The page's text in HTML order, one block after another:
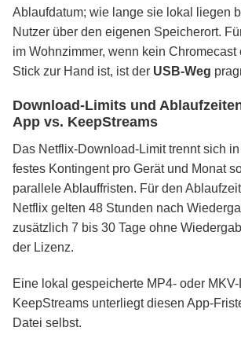
Ablaufdatum; wie lange sie lokal liegen
Nutzer über den eigenen Speicherort.
im Wohnzimmer, wenn kein Chromecast
Stick zur Hand ist, ist der USB-Weg
Download-Limits und
App vs. KeepStreams
Das Netflix-Download-Limit trennt sich
festes Kontingent pro Gerät und Monat
parallele Ablauffristen. Für den
Netflix gelten 48 Stunden nach
zusätzlich 7 bis 30 Tage ohne
der Lizenz.
Eine lokal gespeicherte MP4- oder
KeepStreams unterliegt diesen App-
Datei selbst.